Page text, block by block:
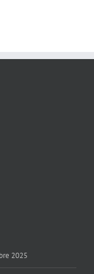
2025